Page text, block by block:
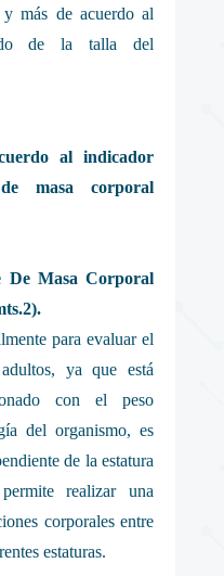
más de acuerdo al
de la talla del
al indicador
masa corporal
De Masa Corporal
para evaluar el
ya que está
con el peso
del organismo, es
de la estatura
realizar una
corporales entre
estaturas.